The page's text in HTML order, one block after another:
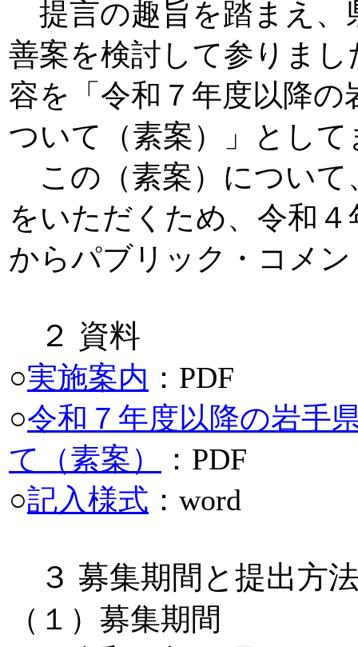
提言の趣旨を踏まえ、
善案を検討して参りま
容を「令和７年度以降
ついて（素案）」とし
この（素案）について
をいただくため、令和４
からパブリック・コメ
２ 資料
○実施案内 ：PDF
○令和７年度以降の岩手
て（素案）
：PDF
○記入様式 ：word
３ 募集期間と提出方
（１）募集期間